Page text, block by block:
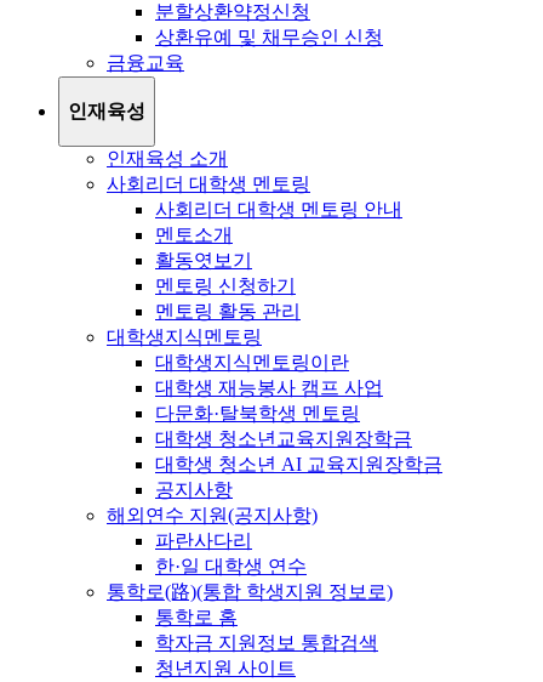
분할상환약정신청
상환유예 및 채무승인 신청
금융교육
인재육성
인재육성 소개
사회리더 대학생 멘토링
사회리더 대학생 멘토링 안내
멘토소개
활동엿보기
멘토링 신청하기
멘토링 활동 관리
대학생지식멘토링
대학생지식멘토링이란
대학생 재능봉사 캠프 사업
다문화·탈북학생 멘토링
대학생 청소년교육지원장학금
대학생 청소년 AI 교육지원장학금
공지사항
해외연수 지원(공지사항)
파란사다리
한·일 대학생 연수
통학로(路)(통합 학생지원 정보로)
통학로 홈
학자금 지원정보 통합검색
청년지원 사이트